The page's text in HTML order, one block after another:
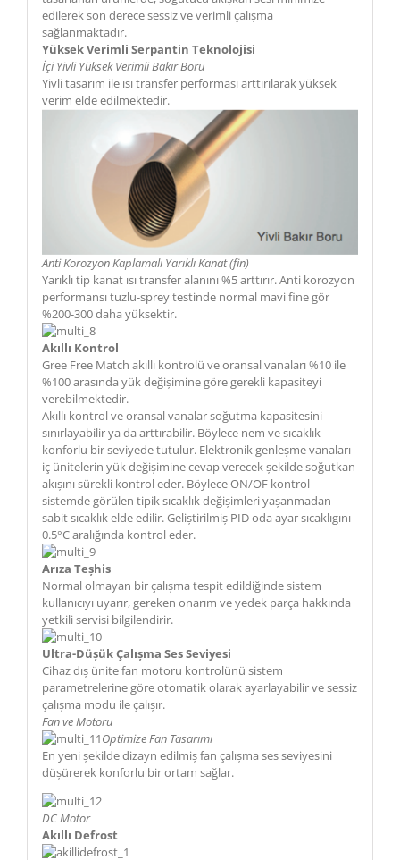
edilerek son derece sessiz ve verimli çalıșma
sağlanmaktadır.
Yüksek Verimli Serpantin Teknolojisi
İçi Yivli Yüksek Verimli Bakır Boru
Yivli tasarım ile ısı transfer performası arttırılarak yüksek
verim elde edilmektedir.
Anti Korozyon Kaplamalı Yarıklı Kanat (fin)
Yarıklı tip kanat ısı transfer alanını %5 arttırır. Anti korozyon
performansı tuzlu-sprey testinde normal mavi fine gör
%200-300 daha yüksektir.
Akıllı Kontrol
Gree Free Match akıllı kontrolü ve oransal vanaları %10 ile
%100 arasında yük değișimine göre gerekli kapasiteyi
verebilmektedir.
Akıllı kontrol ve oransal vanalar soğutma kapasitesini
sınırlayabilir ya da arttırabilir. Böylece nem ve sıcaklık
konforlu bir seviyede tutulur. Elektronik genleșme vanaları
iç ünitelerin yük değișimine cevap verecek șekilde soğutkan
akıșını sürekli kontrol eder. Böylece ON/OF kontrol
sistemde görülen tipik sıcaklık değișimleri yașanmadan
sabit sıcaklık elde edilir. Geliștirilmiș PID oda ayar sıcaklıgını
0.5°C aralığında kontrol eder.
Arıza Teșhis
Normal olmayan bir çalıșma tespit edildiğinde sistem
kullanıcıyı uyarır, gereken onarım ve yedek parça hakkında
yetkili servisi bilgilendirir.
Ultra-Düșük Çalıșma Ses Seviyesi
Cihaz dıș ünite fan motoru kontrolünü sistem
parametrelerine göre otomatik olarak ayarlayabilir ve sessiz
çalıșma modu ile çalıșır.
Fan ve Motoru
Optimize Fan Tasarımı
En yeni șekilde dizayn edilmiș fan çalıșma ses seviyesini
düșürerek konforlu bir ortam sağlar.
DC Motor
Akıllı Defrost